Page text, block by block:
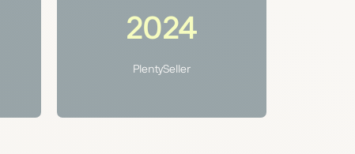
2024
PlentySeller